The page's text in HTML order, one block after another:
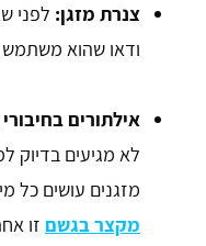
צנרת מזגן: לפני
ודאו שהוא משתמש
אילתורים
לא מגיעים בדיוק
מזגנים עושים כל
מקצר בגשם זו